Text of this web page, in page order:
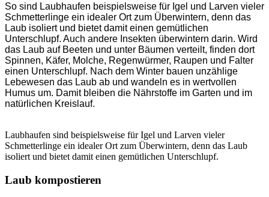
So sind Laubhaufen beispielsweise für Igel und Larven vieler
Schmetterlinge ein idealer Ort zum Überwintern, denn das
Laub isoliert und bietet damit einen gemütlichen
Unterschlupf. Auch andere Insekten überwintern darin. Wird
das Laub auf Beeten und unter Bäumen verteilt, finden dort
Spinnen, Käfer, Molche, Regenwürmer, Raupen und Falter
einen Unterschlupf. Nach dem Winter bauen unzählige
Lebewesen das Laub ab und wandeln es in wertvollen
Humus um. Damit bleiben die Nährstoffe im Garten und im
natürlichen Kreislauf.
Laubhaufen sind beispielsweise für Igel und Larven vieler
Schmetterlinge ein idealer Ort zum Überwintern, denn das Laub
isoliert und bietet damit einen gemütlichen Unterschlupf.
Laub kompostieren